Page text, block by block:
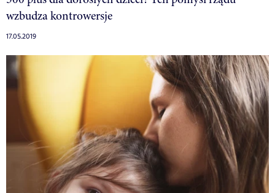
wzbudza kontrowersje
17.05.2019